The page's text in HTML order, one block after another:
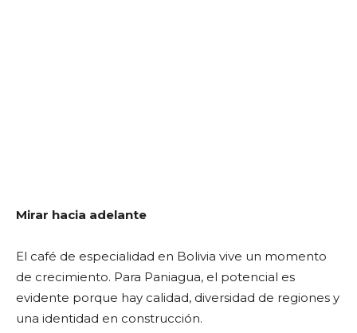
Mirar hacia adelante
El café de especialidad en Bolivia vive un momento
de crecimiento. Para Paniagua, el potencial es
evidente porque hay calidad, diversidad de regiones y
una identidad en construcción.